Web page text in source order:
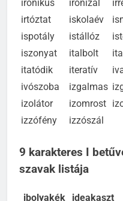
ironikus
ironizál
irtóztat
iskolaév
ispotály
istállóz
iszonyat
italbolt
itatódik
iteratív
ivószoba
izgalmas
izolátor
izomrost
9 karakteres I